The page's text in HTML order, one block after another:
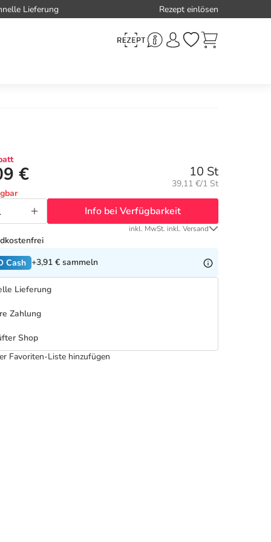
Lieferung Rezept einlösen
€ 10 St
Grundpreis:
39,11 €/1 St
Info bei Verfügbarkeit
inkl. MwSt. inkl. Versand
Cash +3,91 € sammeln
Lieferung
Zahlung
Shop
Favoriten-Liste hinzufügen